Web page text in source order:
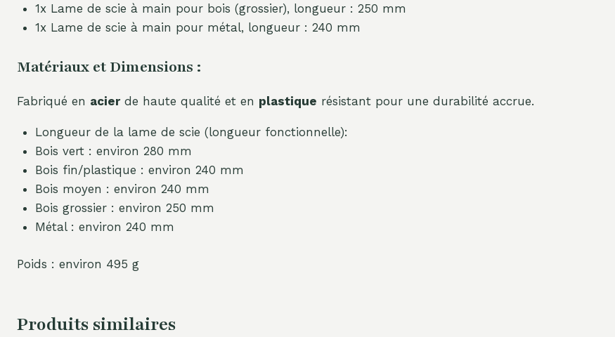
1x Lame de scie à main pour bois (grossier), longueur : 250 mm
1x Lame de scie à main pour métal, longueur : 240 mm
Matériaux et Dimensions :
Fabriqué en acierde haute qualité et en plastique résistant pour une durabilité accrue.
Longueur de la lame de scie (longueur fonctionnelle):
Bois vert : environ 280 mm
Bois fin/plastique : environ 240 mm
Bois moyen : environ 240 mm
Bois grossier : environ 250 mm
Métal : environ 240 mm
Poids : environ 495 g
Produits similaires